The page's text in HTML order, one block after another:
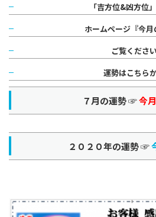
「吉方位&凶方位
ホームページ『今
ご覧ください
運勢はこちら
７月の運勢 ☞今
２０２０年の運勢 ☞